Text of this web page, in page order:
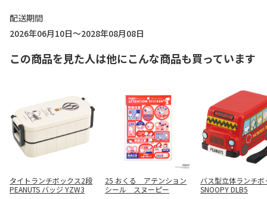
配送期間
2026年06月10日～2028年08月08日
この商品を見た人は他にこんな商品も買っています
タイトランチボックス2段
PEANUTS バッジ YZW3
25 おくる アテンション
シール スヌーピー
バス型立体ランチボ
SNOOPY DLB5